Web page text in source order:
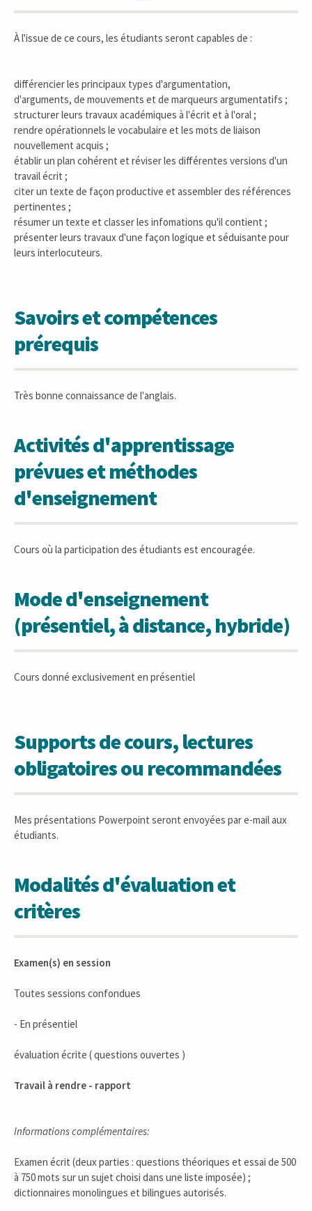
À l'issue de ce cours, les étudiants seront capables de :
différencier les principaux types d'argumentation,
d'arguments, de mouvements et de marqueurs argumentatifs ;
structurer leurs travaux académiques à l'écrit et à l'oral ;
rendre opérationnels le vocabulaire et les mots de liaison
nouvellement acquis ;
établir un plan cohérent et réviser les différentes versions d'un
travail écrit ;
citer un texte de façon productive et assembler des références
pertinentes ;
résumer un texte et classer les infomations qu'il contient ;
présenter leurs travaux d'une façon logique et séduisante pour
leurs interlocuteurs.
Savoirs et compétences
prérequis
Très bonne connaissance de l'anglais.
Activités d'apprentissage
prévues et méthodes
d'enseignement
Cours où la participation des étudiants est encouragée.
Mode d'enseignement
(présentiel, à distance, hybride)
Cours donné exclusivement en présentiel
Supports de cours, lectures
obligatoires ou recommandées
Mes présentations Powerpoint seront envoyées par e-mail aux
étudiants.
Modalités d'évaluation et
critères
Examen(s) en session
Toutes sessions confondues
- En présentiel
évaluation écrite ( questions ouvertes )
Travail à rendre - rapport
Informations complémentaires:
Examen écrit (deux parties : questions théoriques et essai de 500
à 750 mots sur un sujet choisi dans une liste imposée) ;
dictionnaires monolingues et bilingues autorisés.